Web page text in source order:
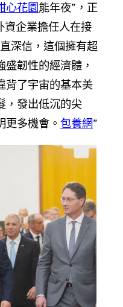
心花園能年夜”，正
資企業擔任人在接
深信，這個擁有超
韌性的經濟體，
背了宇宙的基本美
，發出低沉的尖
更多機會。 包養網”